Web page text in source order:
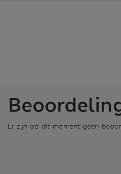
Er zijn op dit moment geen